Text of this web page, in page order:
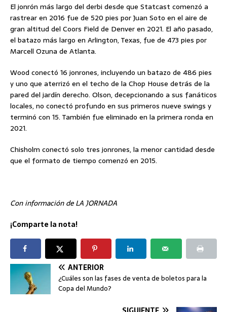
El jonrón más largo del derbi desde que Statcast comenzó a
rastrear en 2016 fue de 520 pies por Juan Soto en el aire de
gran altitud del Coors Field de Denver en 2021. El año pasado,
el batazo más largo en Arlington, Texas, fue de 473 pies por
Marcell Ozuna de Atlanta.
Wood conectó 16 jonrones, incluyendo un batazo de 486 pies
y uno que aterrizó en el techo de la Chop House detrás de la
pared del jardín derecho. Olson, decepcionando a sus fanáticos
locales, no conectó profundo en sus primeros nueve swings y
terminó con 15. También fue eliminado en la primera ronda en
2021.
Chisholm conectó solo tres jonrones, la menor cantidad desde
que el formato de tiempo comenzó en 2015.
Con información de LA JORNADA
¡Comparte la nota!
ANTERIOR
¿Cuáles son las fases de venta de boletos para la
Copa del Mundo?